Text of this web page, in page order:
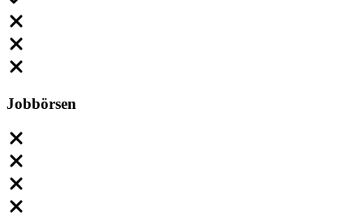
Jobbörsen